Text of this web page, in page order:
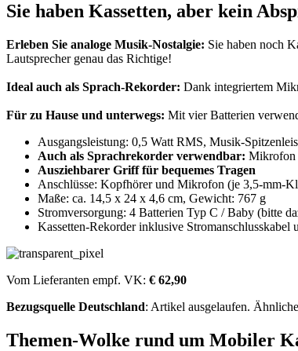
Sie haben Kassetten, aber kein
Erleben Sie analoge Musik-Nostalgie: Sie haben noch
Lautsprecher genau das Richtige!
Ideal auch als Sprach-Rekorder: Dank integriertem
Für zu Hause und unterwegs: Mit vier Batterien
Ausgangsleistung: 0,5 Watt RMS, Musik-
Auch als Sprachrekorder verwendbar: Mikrofon
Ausziehbarer Griff für bequemes Tragen
Anschlüsse: Kopfhörer und Mikrofon (je 3,5-mm-
Maße: ca. 14,5 x 24 x 4,6 cm, Gewicht: 767 g
Stromversorgung: 4 Batterien Typ C / Baby (bitte
Kassetten-Rekorder inklusive Stromanschlusskabel
Vom Lieferanten empf. VK: € 62,90
Bezugsquelle Deutschland: Artikel ausgelaufen.
Themen-Wolke rund um Mobiler